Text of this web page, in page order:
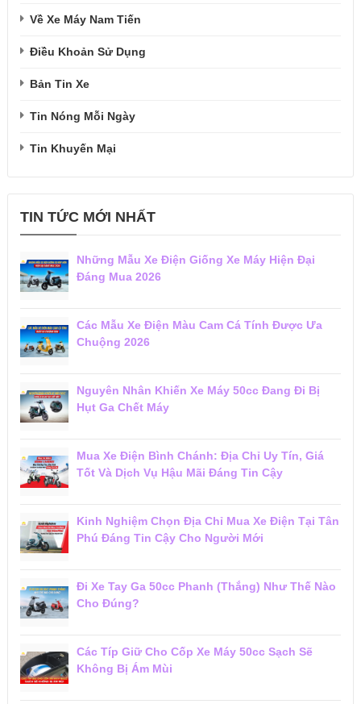
Về Xe Máy Nam Tiến
Điều Khoản Sử Dụng
Bản Tin Xe
Tin Nóng Mỗi Ngày
Tin Khuyến Mại
TIN TỨC MỚI NHẤT
Những Mẫu Xe Điện Giống Xe Máy Hiện Đại
Đáng Mua 2026
Các Mẫu Xe Điện Màu Cam Cá Tính Được Ưa
Chuộng 2026
Nguyên Nhân Khiến Xe Máy 50cc Đang Đi Bị
Hụt Ga Chết Máy
Mua Xe Điện Bình Chánh: Địa Chỉ Uy Tín, Giá
Tốt Và Dịch Vụ Hậu Mãi Đáng Tin Cậy
Kinh Nghiệm Chọn Địa Chỉ Mua Xe Điện Tại Tân
Phú Đáng Tin Cậy Cho Người Mới
Đi Xe Tay Ga 50cc Phanh (Thắng) Như Thế Nào
Cho Đúng?
Các Típ Giữ Cho Cốp Xe Máy 50cc Sạch Sẽ
Không Bị Ám Mùi